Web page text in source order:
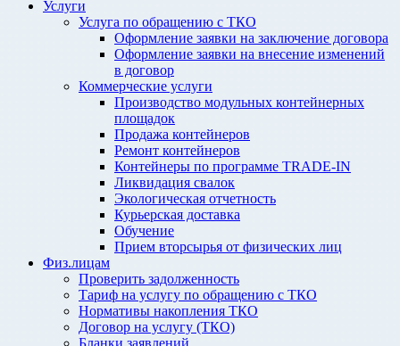
Услуги
Услуга по обращению с ТКО
Оформление заявки на заключение договора
Оформление заявки на внесение изменений
в договор
Коммерческие услуги
Производство модульных контейнерных
площадок
Продажа контейнеров
Ремонт контейнеров
Контейнеры по программе TRADE-IN
Ликвидация свалок
Экологическая отчетность
Курьерская доставка
Обучение
Прием вторсырья от физических лиц
Физ.лицам
Проверить задолженность
Тариф на услугу по обращению с ТКО
Нормативы накопления ТКО
Договор на услугу (ТКО)
Бланки заявлений